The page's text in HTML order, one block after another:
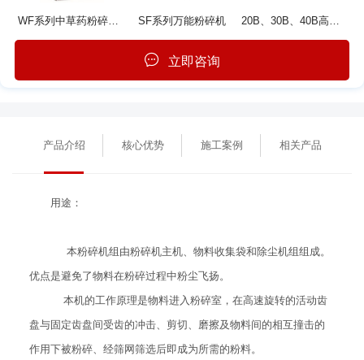
WF系列中草药粉碎机组 SF系列万能粉碎机 20B、30B、40B高效万能除尘粉碎机组
立即咨询
产品介绍 核心优势 施工案例 相关产品
用途：
本粉碎机组由粉碎机主机、物料收集袋和除尘机组组成。
优点是避免了物料在粉碎过程中粉尘飞扬。
本机的工作原理是物料进入粉碎室，在高速旋转的活动齿
盘与固定齿盘间受齿的冲击、剪切、磨擦及物料间的相互撞击的
作用下被粉碎、经筛网筛选后即成为所需的粉料。